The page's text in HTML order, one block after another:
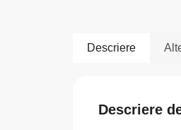
Descriere
Descriere